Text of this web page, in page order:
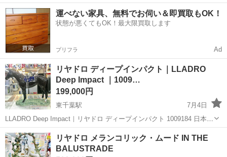
務/安心のバックアップ体制 サ高住 KN5 <あなたのスキルを必要とし
ている施設があります!> 〇最短3日でお仕事開始! *介護業務とは分業
の為、看護...
千葉 東千葉駅 看護師
運べない家具、無料でお伺い＆即買取もOK！
状態が悪くてもOK！最大限買取します
プリフラ Ad
リヤドロ ディープインパクト｜LLADRO
Deep Impact ｜1009…
199,000円
東千葉駅
7月4日
LLADRO Deep Impact｜リヤドロ ディープインパクト 1009184 日本限
定制作3000体 有馬記念、引退レースで優勝し有終の美を飾った伝説の
銘馬ディープインパクト。 その雄姿は今でも私たちの記憶に...
千葉 千葉市 東千葉駅 インテリア雑貨/小物
ディープインパクト
リヤドロ メランコリック・ムード IN THE
BALUSTRADE